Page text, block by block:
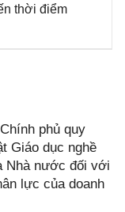
thời điểm
phủ quy
Giáo dục nghề
Nhà nước đối với
lực của doanh